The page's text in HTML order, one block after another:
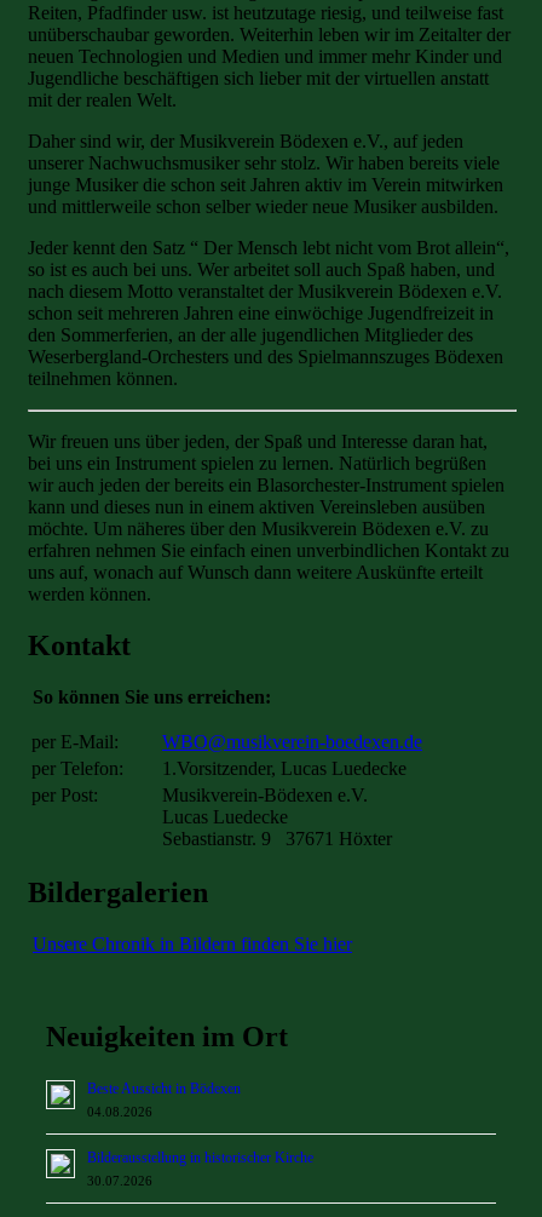
Reiten, Pfadfinder usw. ist heutzutage riesig, und teilweise fast
unüberschaubar geworden. Weiterhin leben wir im Zeitalter der
neuen Technologien und Medien und immer mehr Kinder und
Jugendliche beschäftigen sich lieber mit der virtuellen anstatt
mit der realen Welt.
Daher sind wir, der Musikverein Bödexen e.V., auf jeden
unserer Nachwuchsmusiker sehr stolz. Wir haben bereits viele
junge Musiker die schon seit Jahren aktiv im Verein mitwirken
und mittlerweile schon selber wieder neue Musiker ausbilden.
Jeder kennt den Satz “ Der Mensch lebt nicht vom Brot allein“,
so ist es auch bei uns. Wer arbeitet soll auch Spaß haben, und
nach diesem Motto veranstaltet der Musikverein Bödexen e.V.
schon seit mehreren Jahren eine einwöchige Jugendfreizeit in
den Sommerferien, an der alle jugendlichen Mitglieder des
Weserbergland-Orchesters und des Spielmannszuges Bödexen
teilnehmen können.
Wir freuen uns über jeden, der Spaß und Interesse daran hat,
bei uns ein Instrument spielen zu lernen. Natürlich begrüßen
wir auch jeden der bereits ein Blasorchester-Instrument spielen
kann und dieses nun in einem aktiven Vereinsleben ausüben
möchte. Um näheres über den Musikverein Bödexen e.V. zu
erfahren nehmen Sie einfach einen unverbindlichen Kontakt zu
uns auf, wonach auf Wunsch dann weitere Auskünfte erteilt
werden können.
Kontakt
So können Sie uns erreichen:
per E-Mail:
WBO@musikverein-boedexen.de
per Telefon:
1.Vorsitzender, Lucas Luedecke
per Post:
Musikverein-Bödexen e.V.
Lucas Luedecke
Sebastianstr. 9 37671 Höxter
Bildergalerien
Unsere Chronik in Bildern finden Sie hier
Neuigkeiten im Ort
Beste Aussicht in Bödexen
04.08.2026
Bilderausstellung in historischer Kirche
30.07.2026